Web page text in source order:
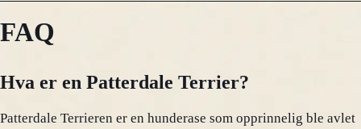
FAQ
Hva er en Patterdale Terrier?
Patterdale Terrieren er en hunderase som opprinnelig ble avlet